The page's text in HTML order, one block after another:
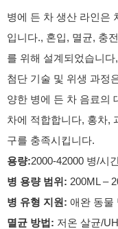
병에 든 차 생산 라인은
입니다., 혼입, 멸균, 충
를 위해 설계되었습니
첨단 기술 및 위생 과정
양한 병에 든 차 음료의
차에 적합합니다, 홍차,
구를 충족시킵니다.
용량:2000-42000 병/시
병 용량 범위: 200ML –
병 유형 지원: 애완 동물
멸균 방법: 저온 살균/